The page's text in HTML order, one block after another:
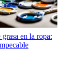
en la ropa: